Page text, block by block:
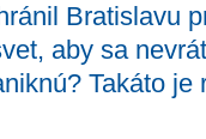
Bratislavu
aby sa
Takáto je